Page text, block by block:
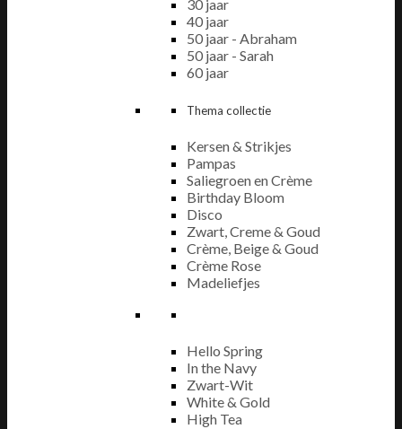
30 jaar
40 jaar
50 jaar - Abraham
50 jaar - Sarah
60 jaar
Thema collectie
Kersen & Strikjes
Pampas
Saliegroen en Crème
Birthday Bloom
Disco
Zwart, Creme & Goud
Crème, Beige & Goud
Crème Rose
Madeliefjes
Hello Spring
In the Navy
Zwart-Wit
White & Gold
High Tea